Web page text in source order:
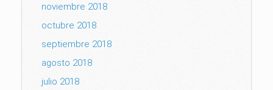
noviembre 2018
octubre 2018
septiembre 2018
agosto 2018
julio 2018